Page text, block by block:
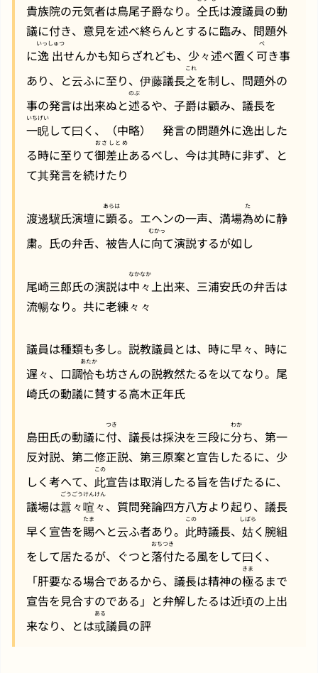
貴族院の元気者は鳥尾子爵なり。 仝氏は渡議員の動
議に付き、意見を述べ終らんとするに臨み、問題外
に逸出
いっしゅつ
せんかも知らざれども、少々述べ置く可
べ
き事
あり、と云ふに至り、伊藤議長之
これ
を制し、問題外の
事の発言は出来ぬと述
のぶ
るや、子爵は顧み、議長を
一睨
いちげい
して曰く、（中略） 発言の問題外に逸出した
る時に至りて御差止
おさしとめ
あるべし、今は其時に非ず、と
て其発言を続けたり
渡邊驥氏演壇に顕
あらは
る。エヘンの一声、満場為
た
めに静
粛。氏の弁舌、被告人に向
むかっ
て演説するが如し
尾崎三郎氏の演説は中々
なかなか
上出来、三浦安氏の弁舌は
流暢なり。共に老練々々
議員は種類も多し。説教議員とは、時に早々、時に
遅々、口調恰
あたか
も坊さんの説教然たるを以てなり。尾
崎氏の動議に賛する高木正年氏
島田氏の動議に付
つき
、議長は採決を三段に分
わか
ち、第一
反対説、第二修正説、第三原案と宣告したるに、少
しく考へて、 此
この
宣告は取消したる旨を告げたるに、
議場は囂々
ごうごう
喧々
けんけん
、質問発論四方八方より起り、議長
早く宣告を賜
たま
へと云ふ者あり。 此
この
時議長、 姑
しばら
く腕組
をして居たるが、ぐつと落付
おちつき
たる風をして曰く、
「肝要なる場合であるから、議長は精神の極
きま
るまで
宣告を見合すのである」と弁解したるは近頃の上出
来なり、とは或
ある
議員の評